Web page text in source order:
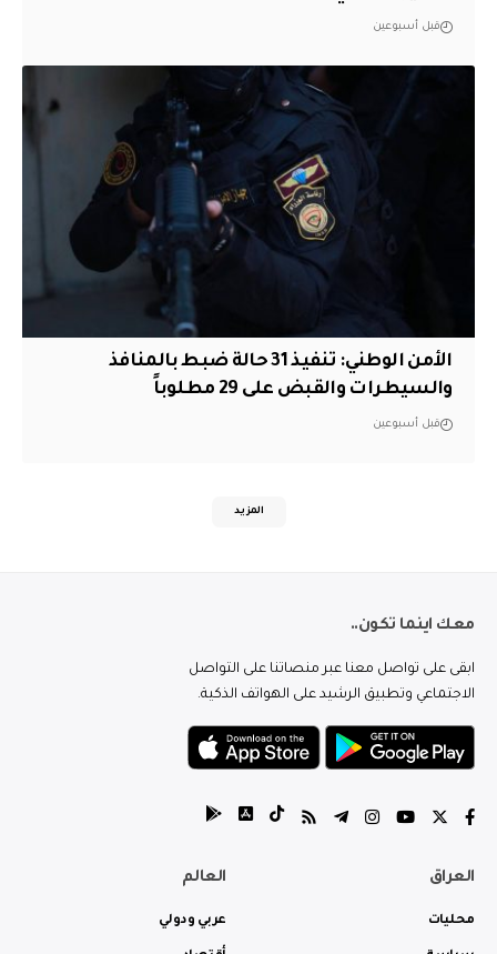
قبل أسبوعين
الأمن الوطني: تنفيذ 31 حالة ضبط بالمنافذ
والسيطرات والقبض على 29 مطلوباً
قبل أسبوعين
المزيد
معك اينما تكون..
ابقى على تواصل معنا عبر منصاتنا على التواصل
الاجتماعي وتطبيق الرشيد على الهواتف الذكية.
العراق
محليات
العالم
عربي ودولي